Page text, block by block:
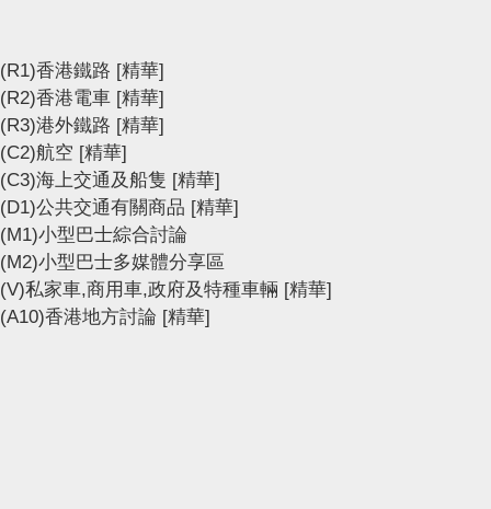
(R1)香港鐵路 [精華]
(R2)香港電車 [精華]
(R3)港外鐵路 [精華]
(C2)航空 [精華]
(C3)海上交通及船隻 [精華]
(D1)公共交通有關商品 [精華]
(M1)小型巴士綜合討論
(M2)小型巴士多媒體分享區
(V)私家車,商用車,政府及特種車輛 [精華]
(A10)香港地方討論 [精華]